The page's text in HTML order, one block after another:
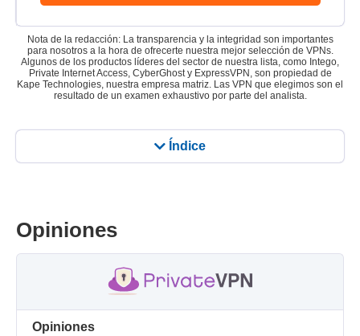
Índice
Nota de la redacción: La transparencia y la integridad son importantes
para nosotros a la hora de ofrecerte nuestra mejor selección de VPNs.
Algunos de los productos líderes del sector de nuestra lista, como Intego,
Private Internet Access, CyberGhost y ExpressVPN, son propiedad de
Kape Technologies, nuestra empresa matriz. Las VPN que elegimos son el
resultado de un examen exhaustivo por parte del analista.
Opiniones
Opiniones